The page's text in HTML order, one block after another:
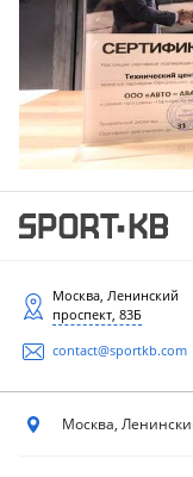
Москва, Ленинский
проспект, 83Б
contact@sportkb.com
Москва,